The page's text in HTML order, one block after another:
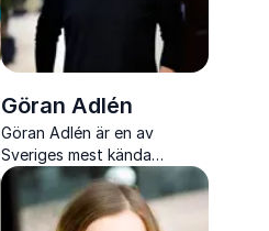
Göran Adlén
Göran Adlén är en av
Sveriges mest kända
framtidsspanare, expert på
digitalisering och
arbetsplatsutveckling, med